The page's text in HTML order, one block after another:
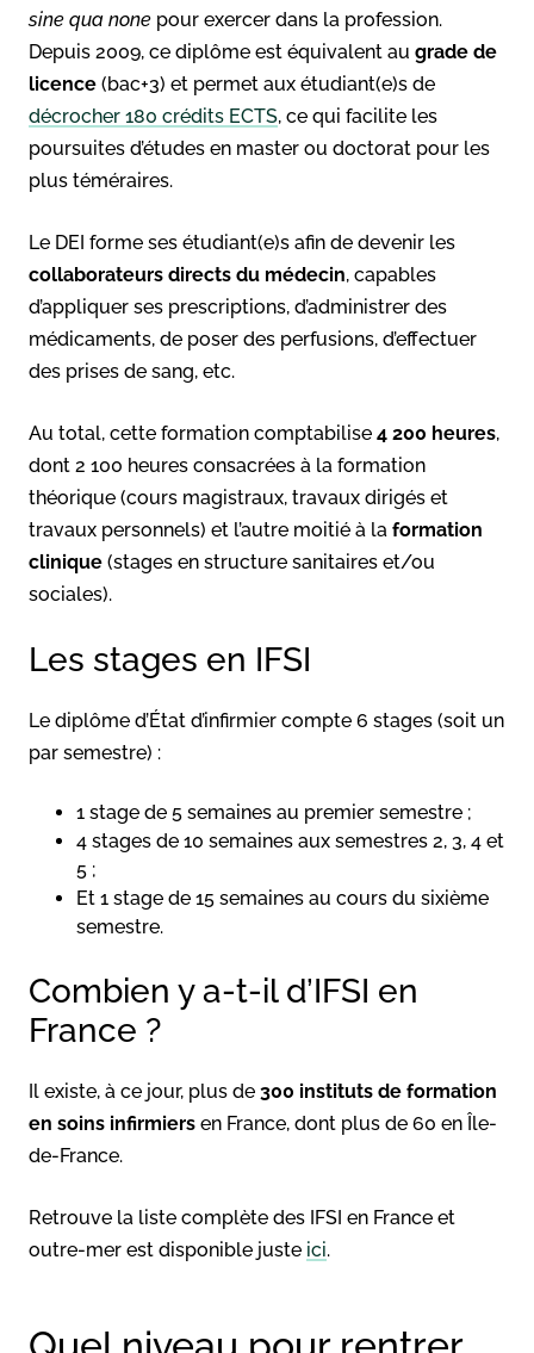
sine qua none pour exercer dans la profession.
Depuis 2009, ce diplôme est équivalent au grade de
licence (bac+3) et permet aux étudiant(e)s de
décrocher 180 crédits ECTS, ce qui facilite les
poursuites d’études en master ou doctorat pour les
plus téméraires.
Le DEI forme ses étudiant(e)s afin de devenir les
collaborateurs directs du médecin, capables
d’appliquer ses prescriptions, d’administrer des
médicaments, de poser des perfusions, d’effectuer
des prises de sang, etc.
Au total, cette formation comptabilise 4 200 heures,
dont 2 100 heures consacrées à la formation
théorique (cours magistraux, travaux dirigés et
travaux personnels) et l’autre moitié à la formation
clinique (stages en structure sanitaires et/ou
sociales).
Les stages en IFSI
Le diplôme d’État d’infirmier compte 6 stages (soit un
par semestre) :
1 stage de 5 semaines au premier semestre ;
4 stages de 10 semaines aux semestres 2, 3, 4 et
5 ;
Et 1 stage de 15 semaines au cours du sixième
semestre.
Combien y a-t-il d’IFSI en
France ?
Il existe, à ce jour, plus de 300 instituts de formation
en soins infirmiers en France, dont plus de 60 en Île-
de-France.
Retrouve la liste complète des IFSI en France et
outre-mer est disponible juste ici.